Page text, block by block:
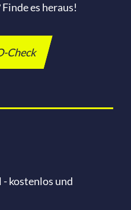
es heraus!
Check
- kostenlos und